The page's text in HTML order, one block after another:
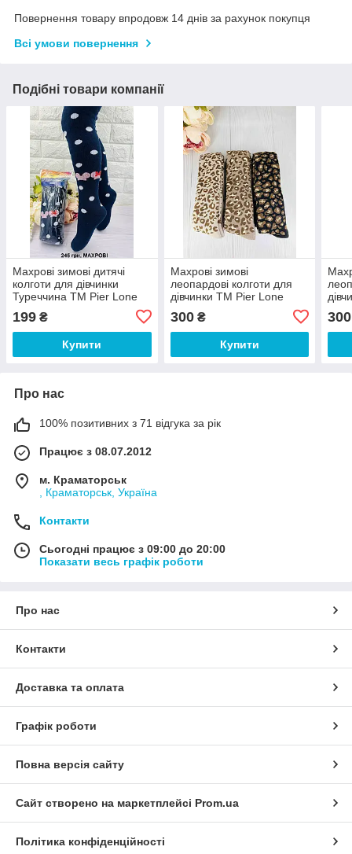
Повернення товару впродовж 14 днів за рахунок покупця
Всі умови повернення
Подібні товари компанії
Махрові зимові дитячі
колготи для дівчинки
Туреччина ТМ Pier Lone
199 ₴
Купити
Махрові зимові
леопардові колготи для
дівчинки ТМ Pier Lone
300₴
Купити
300
Про нас
100% позитивних з 71 відгука за рік
Працює з 08.07.2012
м. Краматорськ
, Краматорськ, Україна
Контакти
Сьогодні працює з 09:00 до 20:00
Показати весь графік роботи
Про нас
Контакти
Доставка та оплата
Графік роботи
Повна версія сайту
Сайт створено на маркетплейсі Prom.ua
Політика конфіденційності